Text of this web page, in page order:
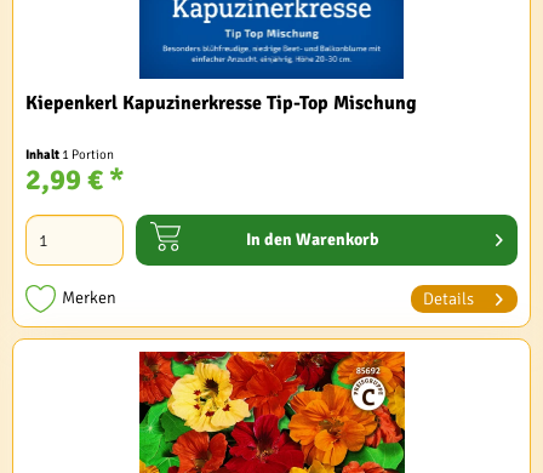
Kiepenkerl Kapuzinerkresse Tip-Top Mischung
Inhalt 1 Portion
2,99 € *
In den Warenkorb
Merken Details